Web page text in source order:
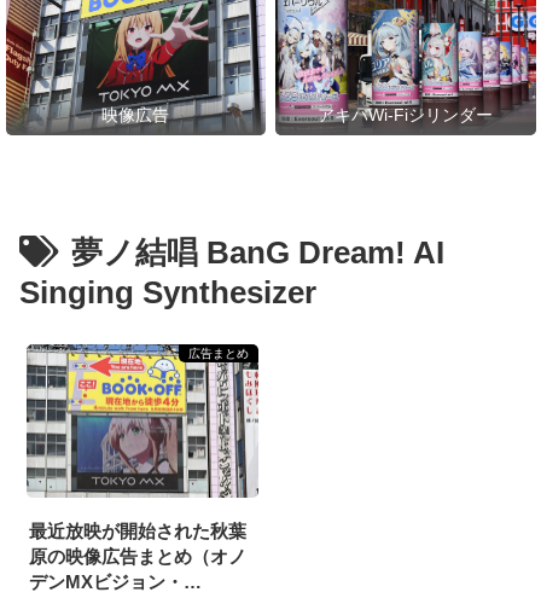
映像広告 アキバWi-Fiシリンダー
夢ノ結唱 BanG Dream! AI
Singing Synthesizer
広告まとめ
最近放映が開始された秋葉
原の映像広告まとめ（オノ
デンMXビジョン・